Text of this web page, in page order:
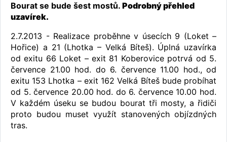
Bourat se bude šest mostů. Podrobný přehled
uzavírek.
2.7.2013 - Realizace proběhne v úsecích 9 (Loket –
Hořice) a 21 (Lhotka – Velká Bíteš). Úplná uzavírka
od exitu 66 Loket – exit 81 Koberovice potrvá od 5.
července 21.00 hod. do 6. července 11.00 hod., od
exitu 153 Lhotka – exit 162 Velká Bíteš bude probíhat
od 5. července 20.00 hod. do 6. července 10.00 hod.
V každém úseku se budou bourat tři mosty, a řidiči
proto budou muset využít stanovených objízdných
tras.